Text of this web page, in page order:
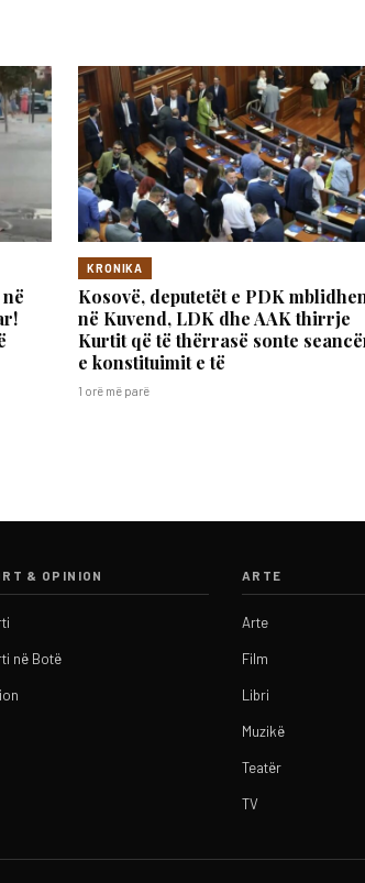
KRONIKA
Kosovë, deputetët e PDK
në Kuvend, LDK dhe AAK thirrje
Kurtit që të thërrasë sonte
e konstituimit e të
1 orë më parë
& OPINION
në Botë
ARTE
Arte
Film
Libri
Muzikë
Teatër
TV